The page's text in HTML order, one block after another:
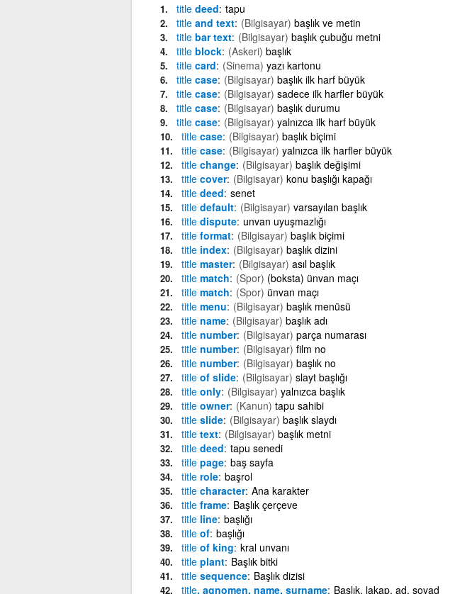
titledeed tapu
titleand text (Bilgisayar) başlık ve metin
titlebar text (Bilgisayar) başlık çubuğu metni
titleblock (Askeri) başlık
titlecard (Sinema) yazı kartonu
titlecase (Bilgisayar) başlık ilk harf büyük
titlecase (Bilgisayar) sadece ilk harfler büyük
titlecase (Bilgisayar) başlık durumu
titlecase (Bilgisayar) yalnızca ilk harf büyük
titlecase (Bilgisayar) başlık biçimi
titlecase (Bilgisayar) yalnızca ilk harfler büyük
titlechange (Bilgisayar) başlık değişimi
titlecover (Bilgisayar) konu başlığı kapağı
titledeed senet
titledefault (Bilgisayar) varsayılan başlık
titledispute unvan uyuşmazlığı
titleformat (Bilgisayar) başlık biçimi
titleindex (Bilgisayar) başlık dizini
titlemaster (Bilgisayar) asıl başlık
titlematch (Spor) (boksta) ünvan maçı
titlematch (Spor) ünvan maçı
titlemenu (Bilgisayar) başlık menüsü
titlename (Bilgisayar) başlık adı
titlenumber (Bilgisayar) parça numarası
titlenumber (Bilgisayar) film no
titlenumber (Bilgisayar) başlık no
titleof slide (Bilgisayar) slayt başlığı
titleonly (Bilgisayar) yalnızca başlık
titleowner (Kanun) tapu sahibi
titleslide (Bilgisayar) başlık slaydı
titletext (Bilgisayar) başlık metni
titledeed tapu senedi
titlepage baş sayfa
titlerole başrol
titlecharacter Ana karakter
titleframe Başlık çerçeve
titleline başlığı
titleof başlığı
titleof king kral unvanı
titleplant Başlık bitki
titlesequence Başlık dizisi
title, agnomen, name, surname Başlık, lakap, ad, soyad